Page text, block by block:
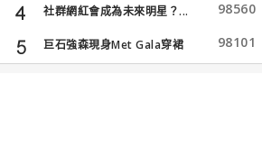
社群網紅會成為未來明星？... 98560
巨石強森現身Met Gala穿裙
子...
98101